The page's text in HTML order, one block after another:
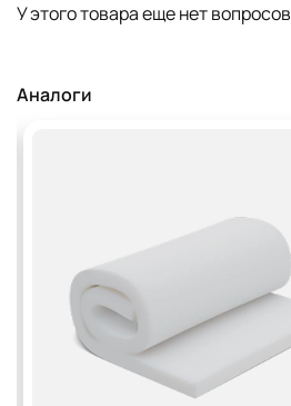
У этого товара еще нет вопросов
Аналоги